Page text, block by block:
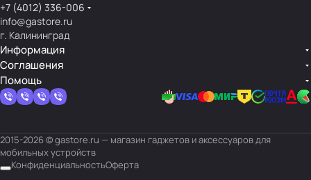
+7 (4012) 336-006
info@gastore.ru
г. Калининград
Информация
Соглашения
Помощь
2015-2026 © gastore.ru — магазин гаджетов и аксессуаров для
мобильных устройств
КонфиденциальностьОферта